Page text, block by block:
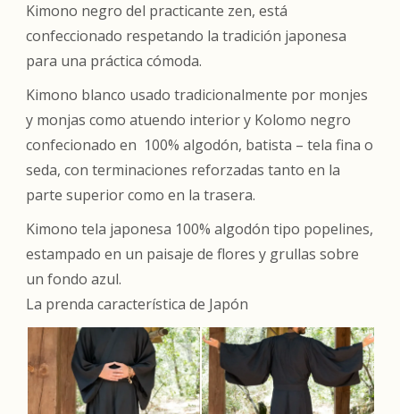
Kimono negro del practicante zen, está
confeccionado respetando la tradición japonesa
para una práctica cómoda.
Kimono blanco usado tradicionalmente por monjes
y monjas como atuendo interior y Kolomo negro
confecionado en 100% algodón, batista – tela fina o
seda, con terminaciones reforzadas tanto en la
parte superior como en la trasera.
Kimono tela japonesa 100% algodón tipo popelines,
estampado en un paisaje de flores y grullas sobre
un fondo azul.
La prenda característica de Japón